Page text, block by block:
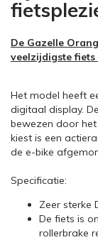
De Gazelle
veelzijdigste fiets
Het model heeft
digitaal display.
bewezen door
kiest is een
de e-bike
Specificatie:
​Zeer sterke
De fiets is
rollerbrake